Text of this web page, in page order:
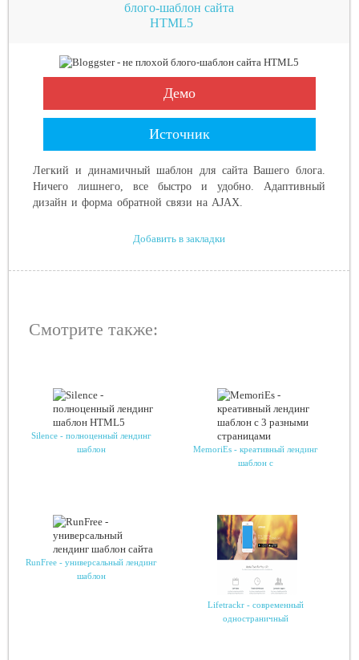
блого-шаблон сайта
HTML5
Демо
Источник
Легкий и динамичный шаблон для сайта Вашего блога.
Ничего лишнего, все быстро и удобно. Адаптивный
дизайн и форма обратной связи на AJAX.
Добавить в закладки
Смотрите также:
Silence - полноценный лендинг
шаблон
MemoriEs - креативный лендинг
шаблон с
RunFree - универсальный лендинг
шаблон
Lifetrackr - современный
одностраничный